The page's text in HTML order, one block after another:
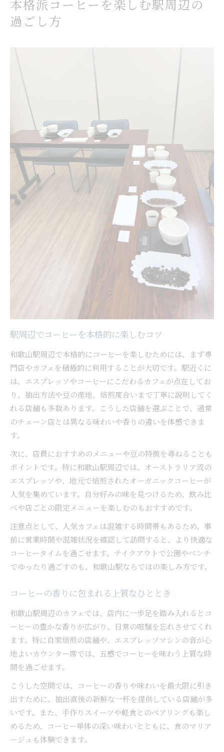
本格派コーヒーを楽しむ駅周辺の
過ごし方
駅周辺でコーヒーを本格的に楽しむコツ
和歌山駅周辺で本格的にコーヒーを楽しむためには、まず専
門店やカフェを積極的に利用することが大切です。駅近くに
は、エスプレッソやコーヒーにこだわるカフェが点在してお
り、抽出方法や豆の産地、焙煎度合いまで丁寧に説明してく
れる店舗も多数あります。こうした店舗を選ぶことで、通常
のチェーン店とは異なる味わいや香りの違いを体感できま
す。
次に、店員におすすめのメニューや豆の特徴を尋ねることも
ポイントです。特に和歌山駅周辺では、オーストラリア流の
エスプレッソや、地元で焙煎されたオーガニックコーヒーが
人気を集めています。自分好みの味を見つけるため、飲み比
べや店ごとの限定メニューを楽しむのもおすすめです。
注意点として、人気カフェは混雑する時間帯もあるため、事
前に営業時間や混雑状況を確認して訪問すると、より快適な
コーヒータイムを過ごせます。テイクアウトで公園やベンチ
でゆったり過ごすのも、和歌山駅ならではの楽しみ方です。
コーヒーの香りに包まれる上質なひととき
和歌山駅周辺のカフェでは、店内に一歩足を踏み入れるとコ
ーヒーの豊かな香りが広がり、日常の喧騒を忘れさせてくれ
ます。特に自家焙煎の店舗や、エスプレッソマシンの音が心
地よいカウンター席では、五感でコーヒーを味わう上質な時
間を過ごせます。
こうした空間では、コーヒーの香りや味わいを最大限に引き
出すために、抽出直後の新鮮な一杯を提供している店舗が多
いです。また、手作りスイーツや軽食とのペアリングも楽し
めるため、コーヒー単体の深い味わいとともに、食のマリア
ージュも体験できます。